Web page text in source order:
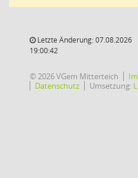
Letzte Änderung: 07.08.2026
19:00:42
© 2026 VGem Mitterteich
Datenschutz
Umsetzung: